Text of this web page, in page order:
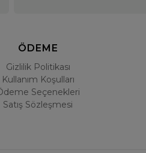
ÖDEME
Gizlilik Politikası
Kullanım Koşulları
Seçenekleri
Satış Sözleşmesi